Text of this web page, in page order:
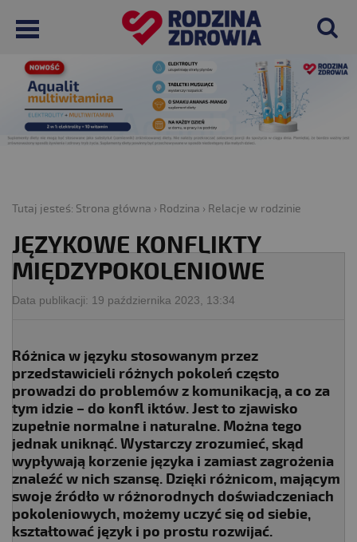
Tutaj jesteś: Strona główna › Rodzina › Relacje w rodzinie
JĘZYKOWE KONFLIKTY
MIĘDZYPOKOLENIOWE
Data publikacji: 19 października 2023, 13:34
Różnica w języku stosowanym przez
przedstawicieli różnych pokoleń często
prowadzi do problemów z komunikacją, a co za
tym idzie – do konfl iktów. Jest to zjawisko
zupełnie normalne i naturalne. Można tego
jednak uniknąć. Wystarczy zrozumieć, skąd
wypływają korzenie języka i zamiast zagrożenia
znaleźć w nich szansę. Dzięki różnicom, mającym
swoje źródło w różnorodnych doświadczeniach
pokoleniowych, możemy uczyć się od siebie,
kształtować język i po prostu rozwijać.